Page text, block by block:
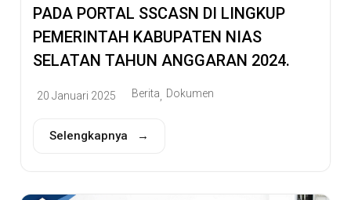
PADA PORTAL SSCASN DI LINGKUP
PEMERINTAH KABUPATEN NIAS
SELATAN TAHUN ANGGARAN 2024.
20 Januari 2025 Berita Dokumen
Selengkapnya →